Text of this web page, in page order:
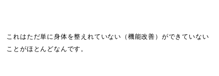
これはただ単に身体を整えれていない（機能改善）ができていない
ことがほとんどなんです。